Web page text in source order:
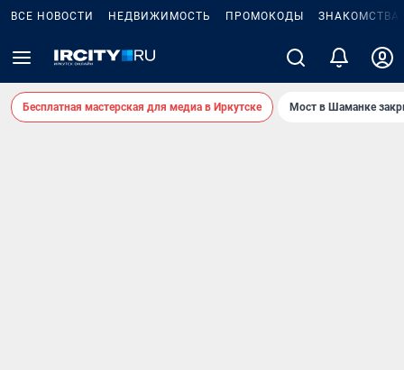
ВСЕ НОВОСТИ НЕДВИЖИМОСТЬ ПРОМОКОДЫ ЗНАКОМСТВА
Бесплатная мастерская для медиа в Иркутске Мост в Шаманке